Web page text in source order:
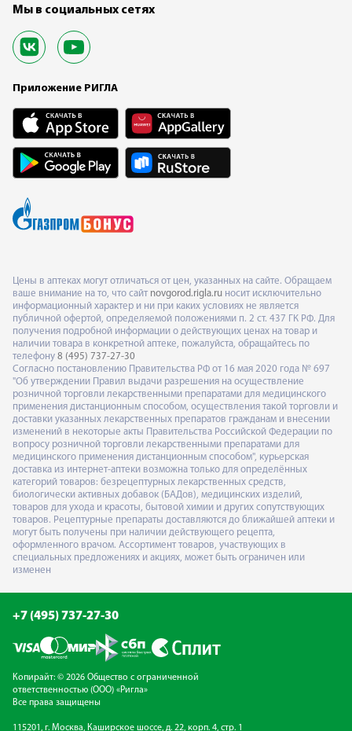
Мы в социальных сетях
Приложение РИГЛА
Цены в аптеках могут отличаться от цен, указанных на сайте. Обращаем
ваше внимание на то, что сайт novgorod.rigla.ru носит исключительно
информационный характер и ни при каких условиях не является
публичной офертой, определяемой положениями п. 2 ст. 437 ГК РФ. Для
получения подробной информации о действующих ценах на товар и
наличии товара в конкретной аптеке, пожалуйста, обращайтесь по
телефону 8 (495) 737-27-30
Согласно постановлению Правительства РФ от 16 мая 2020 года № 697
"Об утверждении Правил выдачи разрешения на осуществление
розничной торговли лекарственными препаратами для медицинского
применения дистанционным способом, осуществления такой торговли и
доставки указанных лекарственных препаратов гражданам и внесении
изменений в некоторые акты Правительства Российской Федерации по
вопросу розничной торговли лекарственными препаратами для
медицинского применения дистанционным способом", курьерская
доставка из интернет-аптеки возможна только для определённых
категорий товаров: безрецептурных лекарственных средств,
биологически активных добавок (БАДов), медицинских изделий,
товаров для ухода и красоты, бытовой химии и других сопутствующих
товаров. Рецептурные препараты доставляются до ближайшей аптеки и
могут быть получены при наличии действующего рецепта,
оформленного врачом. Ассортимент товаров, участвующих в
специальных предложениях и акциях, может быть ограничен или
изменен
+7 (495) 737-27-30
Копирайт: © 2026 Общество с ограниченной
ответственностью (ООО) «Ригла»
Все права защищены
115201, г. Москва, Каширское шоссе, д. 22, корп. 4, стр. 1